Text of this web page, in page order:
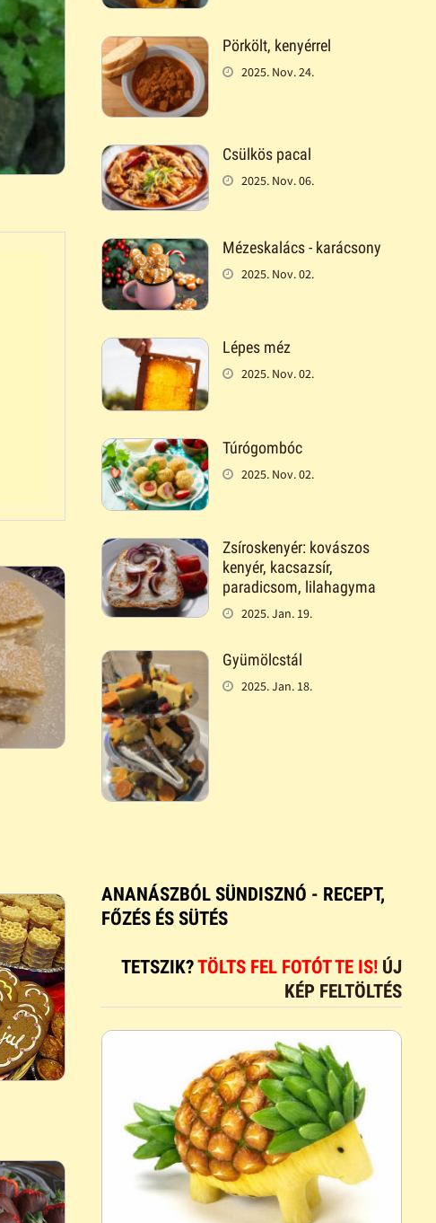
Pörkölt, kenyérrel
2025. Nov. 24.
Csülkös pacal
2025. Nov. 06.
Mézeskalács - karácsony
2025. Nov. 02.
Lépes méz
2025. Nov. 02.
Túrógombóc
2025. Nov. 02.
Zsíroskenyér: kovászos
kenyér, kacsazsír,
paradicsom, lilahagyma
2025. Jan. 19.
Gyümölcstál
2025. Jan. 18.
ANANÁSZBÓL SÜNDISZNÓ - RECEPT,
FŐZÉS ÉS SÜTÉS
TETSZIK?TÖLTS FEL FOTÓT TE IS! ÚJ
KÉP FELTÖLTÉS